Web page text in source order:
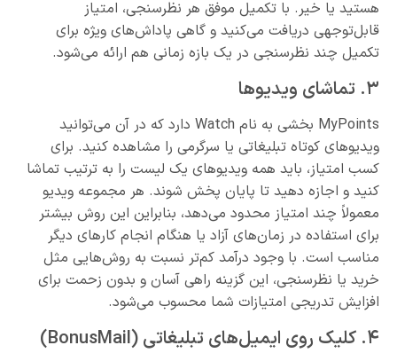
هستید یا خیر. با تکمیل موفق هر نظرسنجی، امتیاز
قابل‌توجهی دریافت می‌کنید و گاهی پاداش‌های ویژه برای
تکمیل چند نظرسنجی در یک بازه زمانی هم ارائه می‌شود.
۳. تماشای ویدیوها
MyPoints بخشی به نام Watch دارد که در آن می‌توانید
ویدیوهای کوتاه تبلیغاتی یا سرگرمی را مشاهده کنید. برای
کسب امتیاز، باید همه ویدیوهای یک لیست را به ترتیب تماشا
کنید و اجازه دهید تا پایان پخش شوند. هر مجموعه ویدیو
معمولاً چند امتیاز محدود می‌دهد، بنابراین این روش بیشتر
برای استفاده در زمان‌های آزاد یا هنگام انجام کارهای دیگر
مناسب است. با وجود درآمد کم‌تر نسبت به روش‌هایی مثل
خرید یا نظرسنجی، این گزینه راهی آسان و بدون زحمت برای
افزایش تدریجی امتیازات شما محسوب می‌شود.
۴. کلیک روی ایمیل‌های تبلیغاتی (BonusMail)